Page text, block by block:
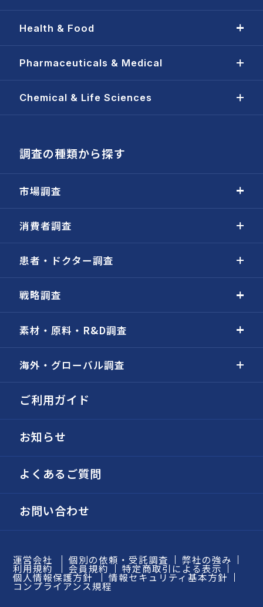
Health & Food
Pharmaceuticals & Medical
Chemical & Life Sciences
調査の種類から探す
市場調査
消費者調査
患者・ドクター調査
戦略調査
素材・原料・R&D調査
海外・グローバル調査
ご利用ガイド
お知らせ
よくあるご質問
お問い合わせ
運営会社 個別の依頼・受託調査 弊社の強み
利用規約 会員規約 特定商取引による表示
個人情報保護方針 情報セキュリティ基本方針
コンプライアンス規程